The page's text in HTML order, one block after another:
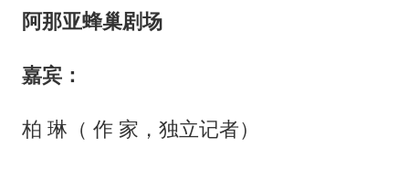
阿那亚蜂巢剧场
嘉宾：
柏 琳（ 作 家，独立记者）